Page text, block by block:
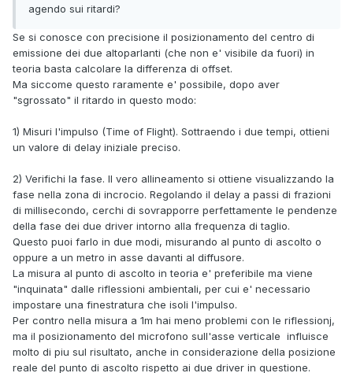
agendo sui ritardi?
Se si conosce con precisione il posizionamento del centro di
emissione dei due altoparlanti (che non e' visibile da fuori) in
teoria basta calcolare la differenza di offset.
Ma siccome questo raramente e' possibile, dopo aver
"sgrossato" il ritardo in questo modo:
1) Misuri l'impulso (Time of Flight). Sottraendo i due tempi, ottieni
un valore di delay iniziale preciso.
2) Verifichi la fase. Il vero allineamento si ottiene visualizzando la
fase nella zona di incrocio. Regolando il delay a passi di frazioni
di millisecondo, cerchi di sovrapporre perfettamente le pendenze
della fase dei due driver intorno alla frequenza di taglio.
Questo puoi farlo in due modi, misurando al punto di ascolto o
oppure a un metro in asse davanti al diffusore.
La misura al punto di ascolto in teoria e' preferibile ma viene
"inquinata" dalle riflessioni ambientali, per cui e' necessario
impostare una finestratura che isoli l'impulso.
Per contro nella misura a 1m hai meno problemi con le riflessionj,
ma il posizionamento del microfono sull'asse verticale influisce
molto di piu sul risultato, anche in considerazione della posizione
reale del punto di ascolto rispetto ai due driver in questione.